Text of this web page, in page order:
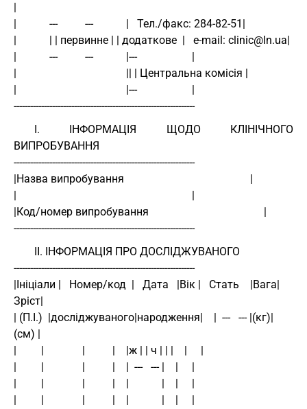
|
|            ---          ---            |   Тел./факс: 284-82-51|
|            | | первинне | | додаткове  |   e-mail: clinic@ln.ua|
|            ---          ---            |---                    |
|                                        || | Центральна комісія |
|                                        |---                    |
------------------------------------------------------------------
I. ІНФОРМАЦІЯ ЩОДО КЛІНІЧНОГО
ВИПРОБУВАННЯ
------------------------------------------------------------------
|Назва випробування                                              |
|                                                                |
|Код/номер випробування                                          |
------------------------------------------------------------------
II. ІНФОРМАЦІЯ ПРО ДОСЛІДЖУВАНОГО
------------------------------------------------------------------
|Ініціали |   Номер/код  |   Дата   |Вік |   Стать    |Вага|
Зріст|
| (П.І.)  |досліджуваного|народження|    |  ---   --- |(кг)|
(см) |
|         |              |          |    |ж | | ч | | |    |     |
|         |              |          |    |  ---   --- |    |     |
|         |              |          |    |            |    |     |
|         |              |          |    |            |    |     |